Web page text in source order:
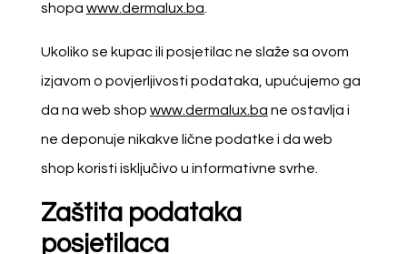
shopa www.dermalux.ba
Ukoliko se kupac ili posjetilac ne slaže sa ovom
izjavom o povjerljivosti podataka, upućujemo ga
da na web shop www.dermalux.ba ne ostavlja i
ne deponuje nikakve lične podatke i da web
shop koristi isključivo u informativne svrhe.
Zaštita podataka
posjetilaca